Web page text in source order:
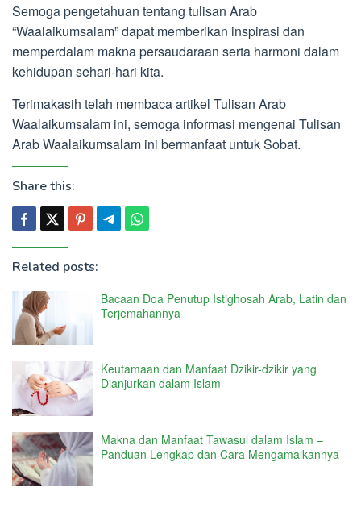
Semoga pengetahuan tentang tulisan Arab
“Waalaikumsalam” dapat memberikan inspirasi dan
memperdalam makna persaudaraan serta harmoni dalam
kehidupan sehari-hari kita.
Terimakasih telah membaca artikel Tulisan Arab
Waalaikumsalam ini, semoga informasi mengenai Tulisan
Arab Waalaikumsalam ini bermanfaat untuk Sobat.
Share this:
Related posts:
Bacaan Doa Penutup Istighosah Arab, Latin dan
Terjemahannya
Keutamaan dan Manfaat Dzikir-dzikir yang
Dianjurkan dalam Islam
Makna dan Manfaat Tawasul dalam Islam –
Panduan Lengkap dan Cara Mengamalkannya